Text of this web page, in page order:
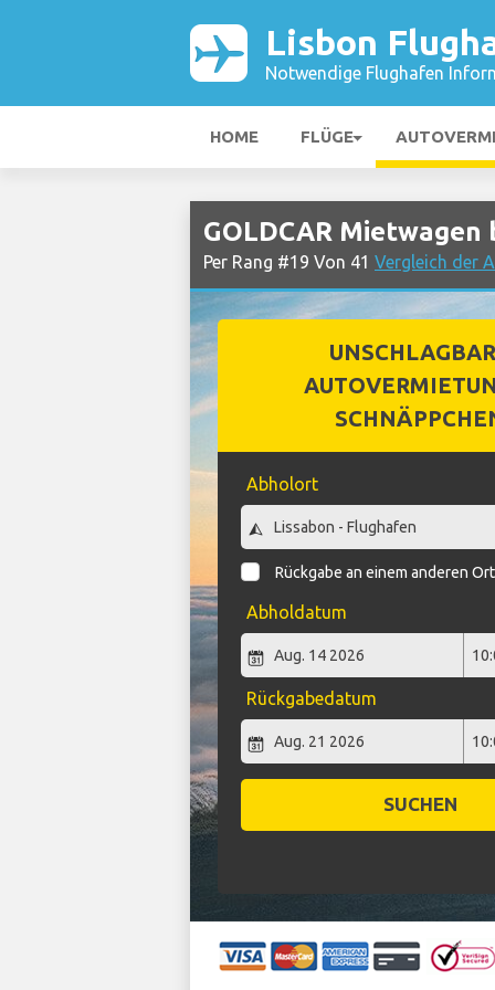
Lisbon
Notwendige Flughafen
HOME FLÜGE
GOLDCAR
Per Rang #19 Von 41 Vergleich der
Abholort
Rückgabe an einem anderen Ort
Abholdatum
Rückgabedatum
SUCHEN